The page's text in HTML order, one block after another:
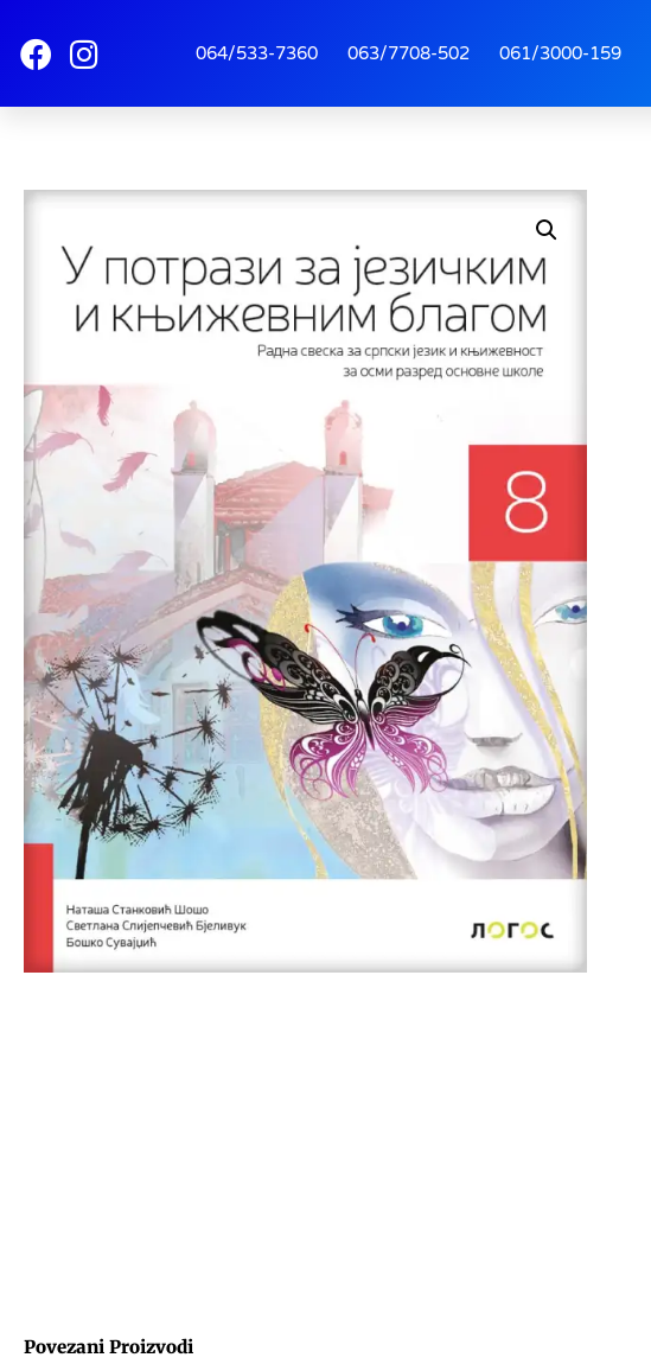
064/533-7360 063/7708-502 061/3000-159
Povezani Proizvodi